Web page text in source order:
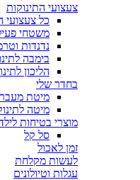
צעצועי התינוקות
כל צעצועי
משטחי
נדנדות
בימבה
הליכון
בחדר שלי
מיטת מעבר
מיטה
מוצרי בטיחות
סל קל
זמן לאכול
לעשות מקלחת
עגלות וטיולונים